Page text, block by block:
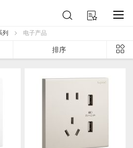
我的购物车
索
列 电子产品
排序